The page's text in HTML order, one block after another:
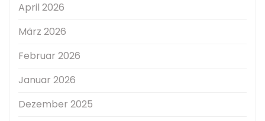
April 2026
März 2026
Februar 2026
Januar 2026
Dezember 2025